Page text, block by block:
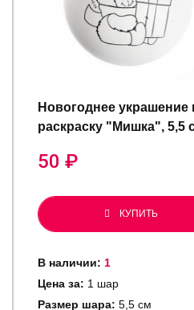
Новогоднее украшение
раскраску "Мишка", 5,5
50 ₽
КУПИТЬ
В наличии: 1
Цена за: 1 шар
Размер шара: 5,5 см